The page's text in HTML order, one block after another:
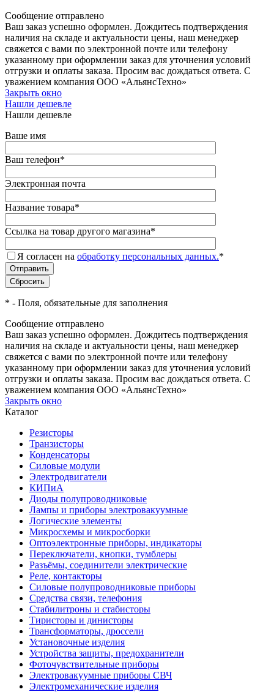
Сообщение отправлено
Ваш заказ успешно оформлен. Дождитесь подтверждения
наличия на складе и актуальности цены, наш менеджер
свяжется с вами по электронной почте или телефону
указанному при оформлении заказ для уточнения условий
отгрузки и оплаты заказа. Просим вас дождаться ответа. С
уважением компания ООО «АльянсТехно»
Закрыть окно
Нашли дешевле
Нашли дешевле
Ваше имя
Ваш телефон*
Электронная почта
Название товара*
Ссылка на товар другого магазина*
Я согласен на обработку персональных данных.*
* - Поля, обязательные для заполнения
Сообщение отправлено
Ваш заказ успешно оформлен. Дождитесь подтверждения
наличия на складе и актуальности цены, наш менеджер
свяжется с вами по электронной почте или телефону
указанному при оформлении заказ для уточнения условий
отгрузки и оплаты заказа. Просим вас дождаться ответа. С
уважением компания ООО «АльянсТехно»
Закрыть окно
Каталог
Резисторы
Транзисторы
Конденсаторы
Силовые модули
Электродвигатели
КИПиА
Диоды полупроводниковые
Лампы и приборы электровакуумные
Логические элементы
Микросхемы и микросборки
Оптоэлектронные приборы, индикаторы
Переключатели, кнопки, тумблеры
Разъёмы, соединители электрические
Реле, контакторы
Силовые полупроводниковые приборы
Средства связи, телефония
Стабилитроны и стабисторы
Тиристоры и динисторы
Трансформаторы, дроссели
Установочные изделия
Устройства защиты, предохранители
Фоточувствительные приборы
Электровакуумные приборы СВЧ
Электромеханические изделия